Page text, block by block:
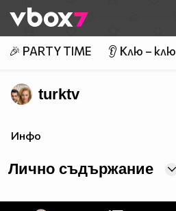
👾
🎉 PARTY TIME 👂 Клю – клю
turktv
Инфо
Лично съдържание